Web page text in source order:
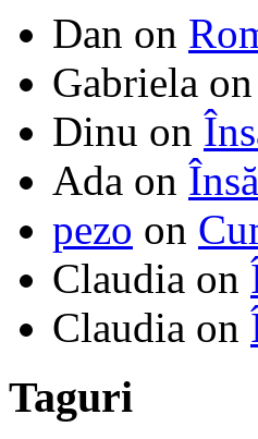
Dan on
Gabriela on
Dinu on
Ada on
pezo on
Claudia on
Claudia on
Taguri